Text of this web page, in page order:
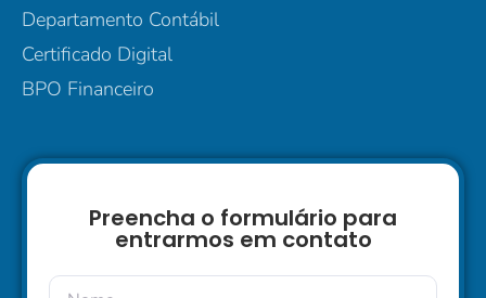
Departamento Contábil
Certificado Digital
BPO Financeiro
Preencha o formulário para
entrarmos em contato